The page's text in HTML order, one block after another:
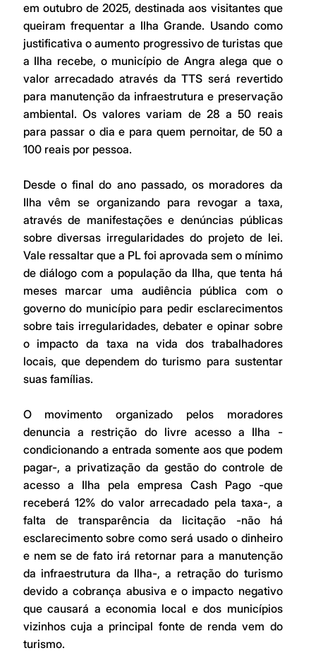
em outubro de 2025, destinada aos visitantes que
queiram frequentar a Ilha Grande. Usando como
justificativa o aumento progressivo de turistas que
a Ilha recebe, o município de Angra alega que o
valor arrecadado através da TTS será revertido
para manutenção da infraestrutura e preservação
ambiental. Os valores variam de 28 a 50 reais
para passar o dia e para quem pernoitar, de 50 a
100 reais por pessoa.
Desde o final do ano passado, os moradores da
Ilha vêm se organizando para revogar a taxa,
através de manifestações e denúncias públicas
sobre diversas irregularidades do projeto de lei.
Vale ressaltar que a PL foi aprovada sem o mínimo
de diálogo com a população da Ilha, que tenta há
meses marcar uma audiência pública com o
governo do município para pedir esclarecimentos
sobre tais irregularidades, debater e opinar sobre
o impacto da taxa na vida dos trabalhadores
locais, que dependem do turismo para sustentar
suas famílias.
O movimento organizado pelos moradores
denuncia a restrição do livre acesso a Ilha -
condicionando a entrada somente aos que podem
pagar-, a privatização da gestão do controle de
acesso a Ilha pela empresa Cash Pago -que
receberá 12% do valor arrecadado pela taxa-, a
falta de transparência da licitação -não há
esclarecimento sobre como será usado o dinheiro
e nem se de fato irá retornar para a manutenção
da infraestrutura da Ilha-, a retração do turismo
devido a cobrança abusiva e o impacto negativo
que causará a economia local e dos municípios
vizinhos cuja a principal fonte de renda vem do
turismo.